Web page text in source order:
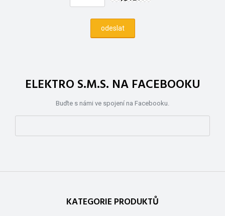
ELEKTRO S.M.S. NA FACEBOOKU
Buďte s námi ve spojení na Facebooku.
KATEGORIE PRODUKTŮ